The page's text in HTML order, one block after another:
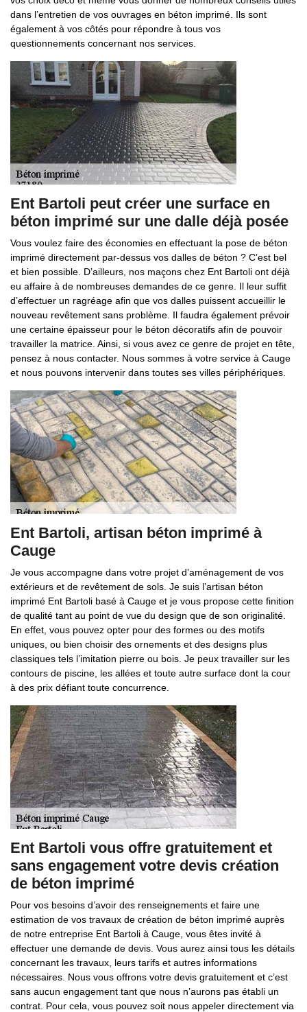
dans l’entretien de vos ouvrages en béton imprimé. Ils sont
également à vos côtés pour répondre à tous vos
questionnements concernant nos services.
Ent Bartoli peut créer une surface en
béton imprimé sur une dalle déjà posée
Vous voulez faire des économies en effectuant la pose de béton
imprimé directement par-dessus vos dalles de béton ? C’est bel
et bien possible. D’ailleurs, nos maçons chez Ent Bartoli ont déjà
eu affaire à de nombreuses demandes de ce genre. Il leur suffit
d’effectuer un ragréage afin que vos dalles puissent accueillir le
nouveau revêtement sans problème. Il faudra également prévoir
une certaine épaisseur pour le béton décoratifs afin de pouvoir
travailler la matrice. Ainsi, si vous avez ce genre de projet en tête,
pensez à nous contacter. Nous sommes à votre service à Cauge
et nous pouvons intervenir dans toutes ses villes périphériques.
Ent Bartoli, artisan béton imprimé à
Cauge
Je vous accompagne dans votre projet d’aménagement de vos
extérieurs et de revêtement de sols. Je suis l’artisan béton
imprimé Ent Bartoli basé à Cauge et je vous propose cette finition
de qualité tant au point de vue du design que de son originalité.
En effet, vous pouvez opter pour des formes ou des motifs
uniques, ou bien choisir des ornements et des designs plus
classiques tels l’imitation pierre ou bois. Je peux travailler sur les
contours de piscine, les allées et toute autre surface dont la cour
à des prix défiant toute concurrence.
Ent Bartoli vous offre gratuitement et
sans engagement votre devis création
de béton imprimé
Pour vos besoins d’avoir des renseignements et faire une
estimation de vos travaux de création de béton imprimé auprès
de notre entreprise Ent Bartoli à Cauge, vous êtes invité à
effectuer une demande de devis. Vous aurez ainsi tous les détails
concernant les travaux, leurs tarifs et autres informations
nécessaires. Nous vous offrons votre devis gratuitement et c’est
sans aucun engagement tant que nous n’aurons pas établi un
contrat. Pour cela, vous pouvez soit nous appeler directement via